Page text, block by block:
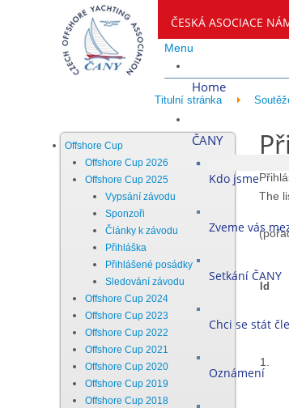
ČESKÁ ASOCIACE
Menu
Home
ČANY
Kdo jsme
Zveme vás
Setkání ČANY
Chci se stát
Oznámení
Titulní stránka
Offshore Cup
Offshore Cup 2026
Offshore Cup 2025
Vypsání závodu
Sponzoři
Články k závodu
Přihláška
Přihlášené posádky
Sledování závodu
Offshore Cup 2024
Offshore Cup 2023
Offshore Cup 2022
Offshore Cup 2021
Offshore Cup 2020
Offshore Cup 2019
Offshore Cup 2018
The
Id
1.